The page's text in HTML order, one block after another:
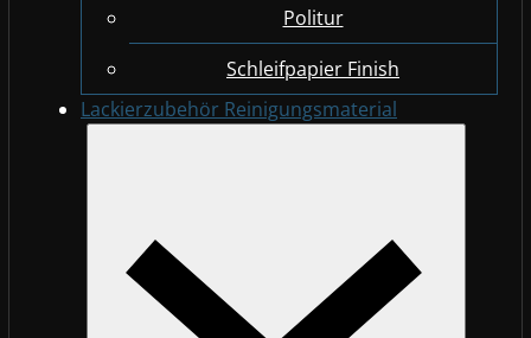
Politur
Schleifpapier Finish
Lackierzubehör Reinigungsmaterial